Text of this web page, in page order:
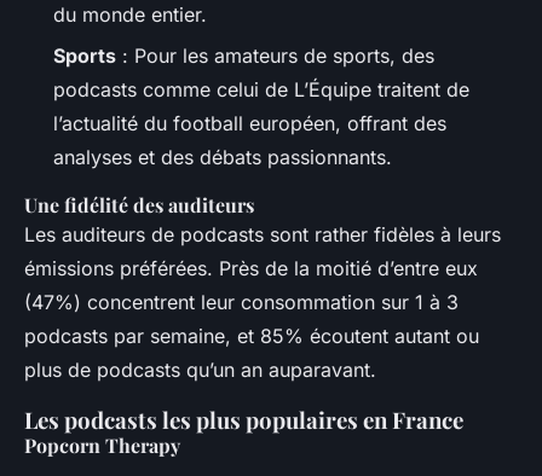
du monde entier.
Sports : Pour les amateurs de sports, des
podcasts comme celui de L’Équipe traitent de
l’actualité du football européen, offrant des
analyses et des débats passionnants.
Une fidélité des auditeurs
Les auditeurs de podcasts sont rather fidèles à leurs
émissions préférées. Près de la moitié d’entre eux
(47%) concentrent leur consommation sur 1 à 3
podcasts par semaine, et 85% écoutent autant ou
plus de podcasts qu’un an auparavant.
Les podcasts les plus populaires en France
Popcorn Therapy